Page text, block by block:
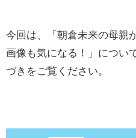
今回は、「朝倉未来の母親
画像も気になる！」につい
づきをご覧ください。